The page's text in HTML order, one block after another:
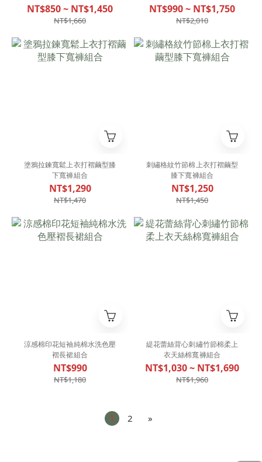
NT$850 ~ NT$1,450
NT$1,660
NT$990 ~ NT$1,750
NT$2,010
塗鴉拉鍊寬鬆上衣打褶繭型膝
下寬褲組合
NT$1,290
NT$1,470
刺繡格紋竹節棉上衣打褶繭型
膝下寬褲組合
NT$1,250
NT$1,450
涼感棉印花短袖純棉水洗色壓
褶長裙組合
NT$990
NT$1,180
緹花蕾絲背心刺繡竹節棉柔上
衣天絲棉寬褲組合
NT$1,030 ~ NT$1,690
NT$1,960
1 2 »